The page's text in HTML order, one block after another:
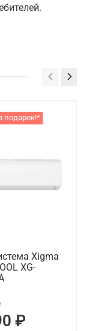
подарок!*
Xigma
XG-
₽